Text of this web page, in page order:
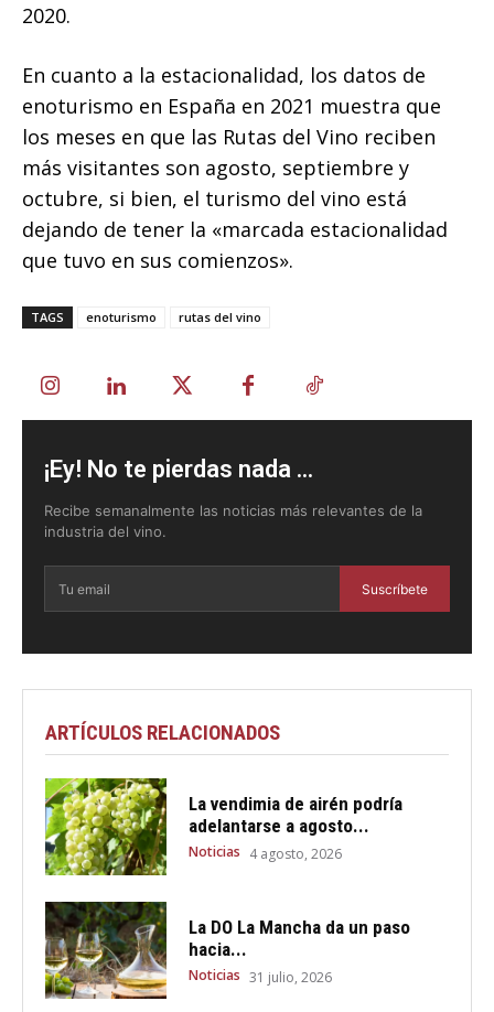
2020.
En cuanto a la estacionalidad, los datos de
enoturismo en España en 2021 muestra que
los meses en que las Rutas del Vino reciben
más visitantes son agosto, septiembre y
octubre, si bien, el turismo del vino está
dejando de tener la «marcada estacionalidad
que tuvo en sus comienzos».
TAGS enoturismo rutas del vino
¡Ey! No te pierdas nada ...
Recibe semanalmente las noticias más relevantes de la
industria del vino.
Suscríbete
ARTÍCULOS RELACIONADOS
La vendimia de airén podría
adelantarse a agosto...
Noticias 4 agosto, 2026
La DO La Mancha da un paso
hacia...
Noticias 31 julio, 2026